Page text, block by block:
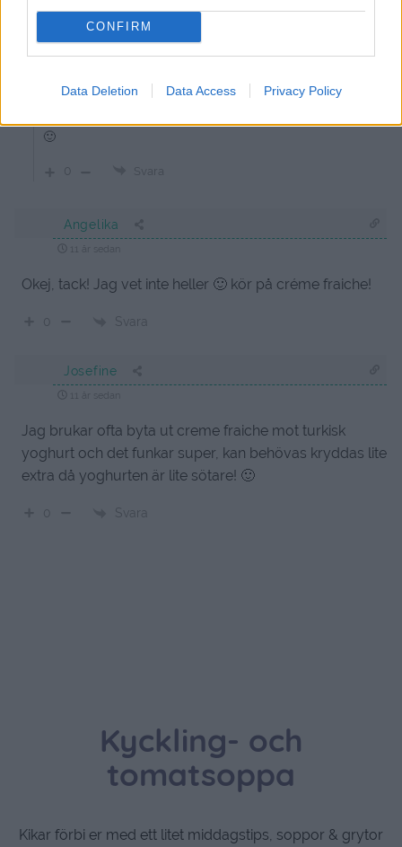
CONFIRM
Data Deletion Data Access Privacy Policy
Reply toAngelika
Nejdå – det gör du rätt i. Ibland får jag över 100 olika
Jag tror mer på creme fraiche i denna maträtten….Kan
🙂
Svara
Angelika
11 år sedan
Okej, tack! Jag vet inte heller 🙂 kör på créme fraiche!
Svara
Josefine
11 år sedan
Jag brukar ofta byta ut creme fraiche mot turkisk
yoghurt och det funkar super, kan behövas kryddas lite
extra då yoghurten är lite sötare! 🙂
Svara
Kyckling- och
tomatsoppa
Kikar förbi er med ett litet middagstips, soppor & grytor